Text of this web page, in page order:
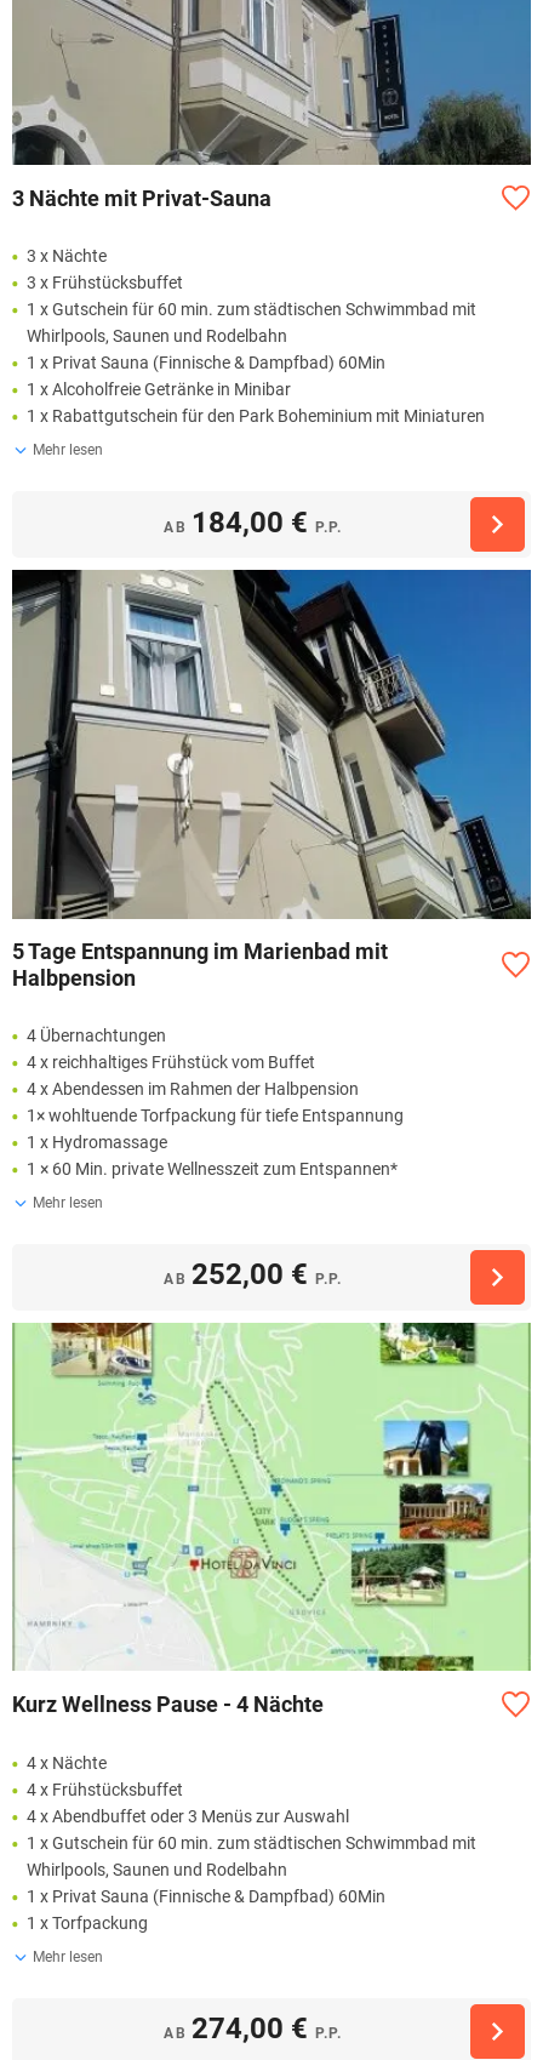
3 Nächte mit Privat-Sauna
3 x Nächte
3 x Frühstücksbuffet
1 x Gutschein für 60 min. zum städtischen Schwimmbad mit
Whirlpools, Saunen und Rodelbahn
1 x Privat Sauna (Finnische & Dampfbad) 60Min
1 x Alcoholfreie Getränke in Minibar
1 x Rabattgutschein für den Park Boheminium mit Miniaturen
Mehr lesen
AB 184,00 € P.P.
5 Tage Entspannung im Marienbad mit
Halbpension
4 Übernachtungen
4 x reichhaltiges Frühstück vom Buffet
4 x Abendessen im Rahmen der Halbpension
1× wohltuende Torfpackung für tiefe Entspannung
1 x Hydromassage
1 × 60 Min. private Wellnesszeit zum Entspannen*
Mehr lesen
AB 252,00 € P.P.
Kurz Wellness Pause - 4 Nächte
4 x Nächte
4 x Frühstücksbuffet
4 x Abendbuffet oder 3 Menüs zur Auswahl
1 x Gutschein für 60 min. zum städtischen Schwimmbad mit
Whirlpools, Saunen und Rodelbahn
1 x Privat Sauna (Finnische & Dampfbad) 60Min
1 x Torfpackung
Mehr lesen
AB 274,00 € P.P.